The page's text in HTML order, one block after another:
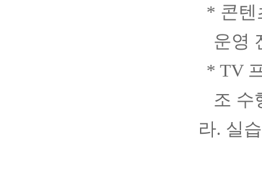
* 콘텐
운영
* TV
조 수
라. 실